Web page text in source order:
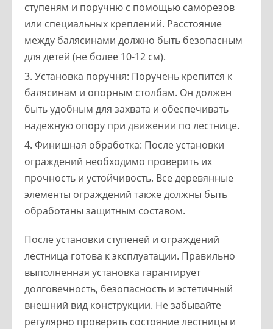
ступеням и поручню с помощью саморезов
или специальных креплений. Расстояние
между балясинами должно быть безопасным
для детей (не более 10-12 см).
Установка поручня: Поручень крепится к
балясинам и опорным столбам. Он должен
быть удобным для захвата и обеспечивать
надежную опору при движении по лестнице.
Финишная обработка: После установки
ограждений необходимо проверить их
прочность и устойчивость. Все деревянные
элементы ограждений также должны быть
обработаны защитным составом.
После установки ступеней и ограждений
лестница готова к эксплуатации. Правильно
выполненная установка гарантирует
долговечность, безопасность и эстетичный
внешний вид конструкции. Не забывайте
регулярно проверять состояние лестницы и